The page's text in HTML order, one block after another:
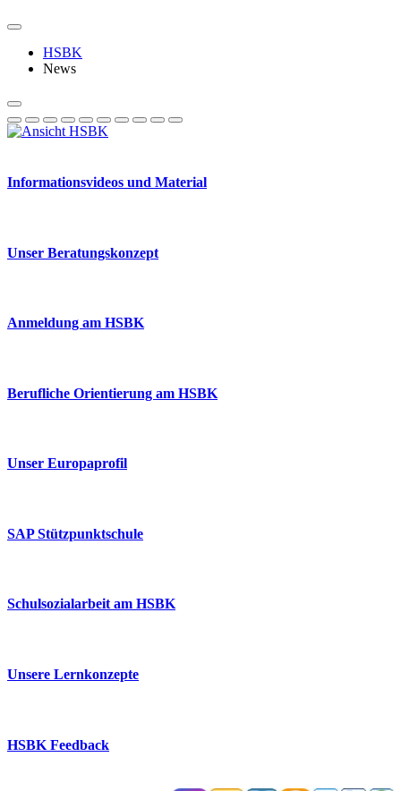
HSBK
News
Informationsvideos und Material
Unser Beratungskonzept
Anmeldung am HSBK
Berufliche Orientierung am HSBK
Unser Europaprofil
SAP Stützpunktschule
Schulsozialarbeit am HSBK
Unsere Lernkonzepte
HSBK Feedback